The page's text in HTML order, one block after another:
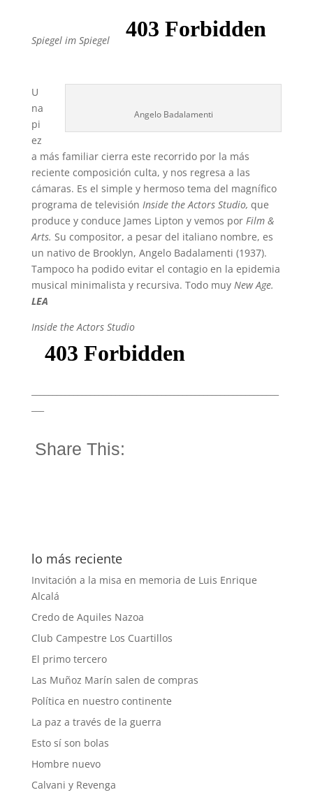
Spiegel im Spiegel
Angelo Badalamenti
U
na
pi
ez
a más familiar cierra este recorrido por la más
reciente composición culta, y nos regresa a las
cámaras. Es el simple y hermoso tema del magnífico
programa de televisión Inside the Actors Studio, que
produce y conduce James Lipton y vemos por Film &
Arts. Su compositor, a pesar del italiano nombre, es
un nativo de Brooklyn, Angelo Badalamenti (1937).
Tampoco ha podido evitar el contagio en la epidemia
musical minimalista y recursiva. Todo muy New Age.
LEA
Inside the Actors Studio
Share This:
lo más reciente
Invitación a la misa en memoria de Luis Enrique
Alcalá
Credo de Aquiles Nazoa
Club Campestre Los Cuartillos
El primo tercero
Las Muñoz Marín salen de compras
Política en nuestro continente
La paz a través de la guerra
Esto sí son bolas
Hombre nuevo
Calvani y Revenga